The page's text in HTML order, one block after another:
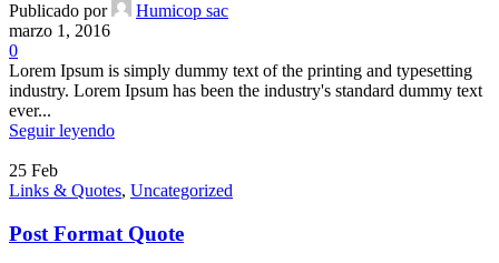
Publicado por
Humicop sac
marzo 1, 2016
0
Lorem Ipsum is simply dummy text of the printing and typesetting
industry. Lorem Ipsum has been the industry's standard dummy text
ever...
Seguir leyendo
25 Feb
Links & Quotes, Uncategorized
Post Format Quote